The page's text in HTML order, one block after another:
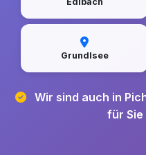
Grundlsee
Wir sind auch in
für